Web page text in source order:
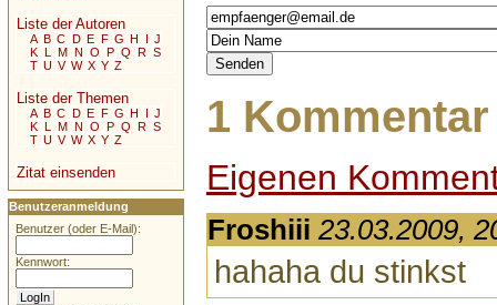
1
Eigenen
Froshiii 23.03.2009,
hahaha du stinkst
Liste der Autoren
A B C D E F G H I J
K L M N O P Q R S
T U V W X Y Z
Liste der Themen
A B C D E F G H I J
K L M N O P Q R S
T U V W X Y Z
Zitat einsenden
Benutzeranmeldung
Benutzer (oder E-Mail):
Kennwort: